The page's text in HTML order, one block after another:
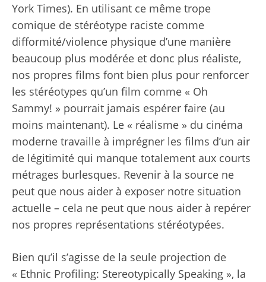
York Times). En utilisant ce même trope
comique de stéréotype raciste comme
difformité/violence physique d’une manière
beaucoup plus modérée et donc plus réaliste,
nos propres films font bien plus pour renforcer
les stéréotypes qu’un film comme « Oh
Sammy! » pourrait jamais espérer faire (au
moins maintenant). Le « réalisme » du cinéma
moderne travaille à imprégner les films d’un air
de légitimité qui manque totalement aux courts
métrages burlesques. Revenir à la source ne
peut que nous aider à exposer notre situation
actuelle – cela ne peut que nous aider à repérer
nos propres représentations stéréotypées.
Bien qu’il s’agisse de la seule projection de
« Ethnic Profiling: Stereotypically Speaking », la